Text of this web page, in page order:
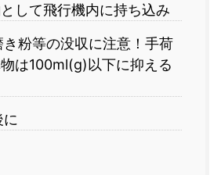
して飛行機内に持ち込み
き粉等の没収に注意！手荷
は100ml(g)以下に抑える
に